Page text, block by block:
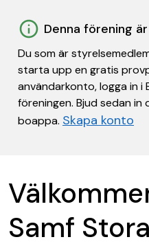
Denna förening
Du som är
starta upp en gratis
användarkonto, logga in
föreningen. Bjud sedan in
boappa. Skapa konto
Samf